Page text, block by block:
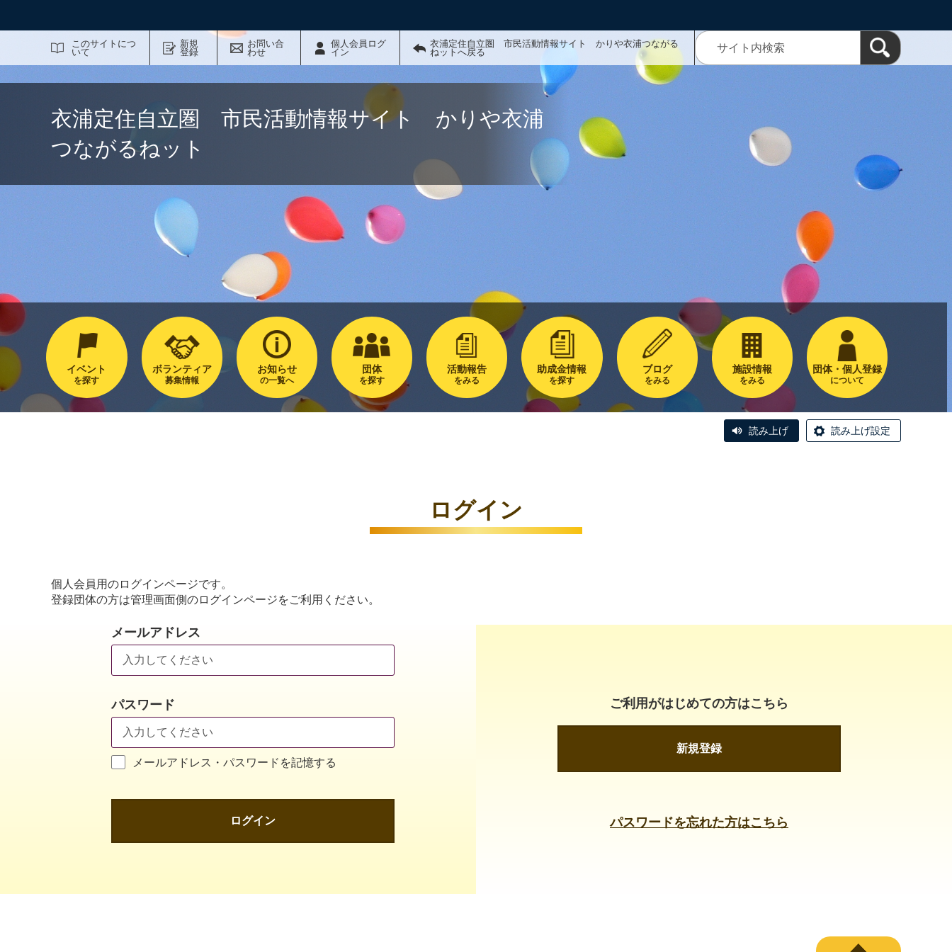
このサイトにつ
いて
新規
登録
お問い合
わせ
個人会員ログ
イン
衣浦定住自立圏 市民活動情報サイト かりや衣浦つながる
ねットへ戻る
衣浦定住自立圏 市民活動情報サイト かりや衣浦
つながるねット
イベント
を探す
ボランティア
募集情報
お知らせ
の一覧へ
団体
を探す
活動報告
をみる
助成金情報
を探す
ブログ
をみる
施設情報
をみる
団体・個人登録
について
読み上げ 読み上げ設定
ログイン
個人会員用のログインページです。
登録団体の方は管理画面側のログインページをご利用ください。
メールアドレス
パスワード
メールアドレス・パスワードを記憶する
ログイン
ご利用がはじめての方はこちら
新規登録
パスワードを忘れた方はこちら